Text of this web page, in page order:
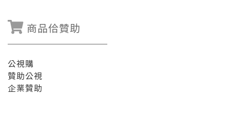
商品佮贊助
公視購
贊助公視
企業贊助